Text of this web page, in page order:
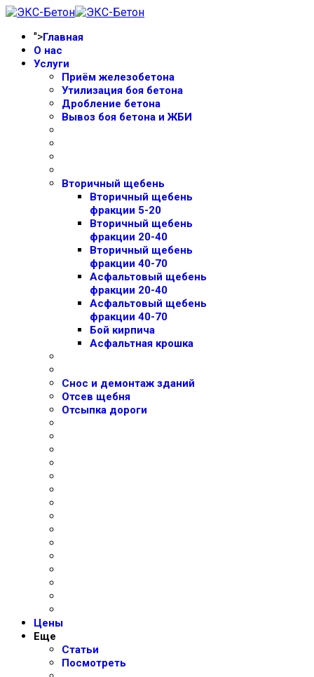
">Главная
О нас
Услуги
Приём железобетона
Утилизация боя бетона
Дробление бетона
Вывоз боя бетона и ЖБИ
Вторичный щебень
Вторичный щебень
фракции 5-20
Вторичный щебень
фракции 20-40
Вторичный щебень
фракции 40-70
Асфальтовый щебень
фракции 20-40
Асфальтовый щебень
фракции 40-70
Бой кирпича
Асфальтная крошка
Снос и демонтаж зданий
Отсев щебня
Отсыпка дороги
Цены
Еще
Статьи
Посмотреть